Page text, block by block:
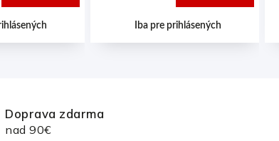
Jemne
!!!
Iba pre prihlásených
Doprava zdarma
nad 90€